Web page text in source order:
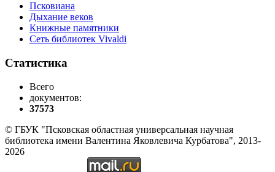
Псковиана
Дыхание веков
Книжные памятники
Сеть библиотек Vivaldi
Статистика
Всего
документов:
37573
© ГБУК "Псковская областная универсальная научная
библиотека имени Валентина Яковлевича Курбатова", 2013-
2026